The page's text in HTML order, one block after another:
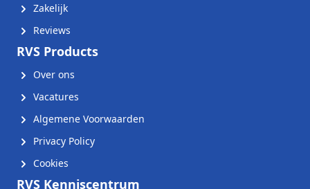
Zakelijk
Reviews
RVS Products
Over ons
Vacatures
Algemene Voorwaarden
Privacy Policy
Cookies
RVS Kenniscentrum